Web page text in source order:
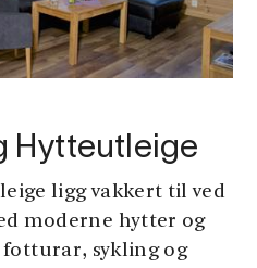
Hytteutleige
ligg vakkert til ved
moderne hytter og
sykling og